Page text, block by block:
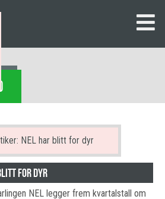
for dyr
NEL legger frem kvartalstall om